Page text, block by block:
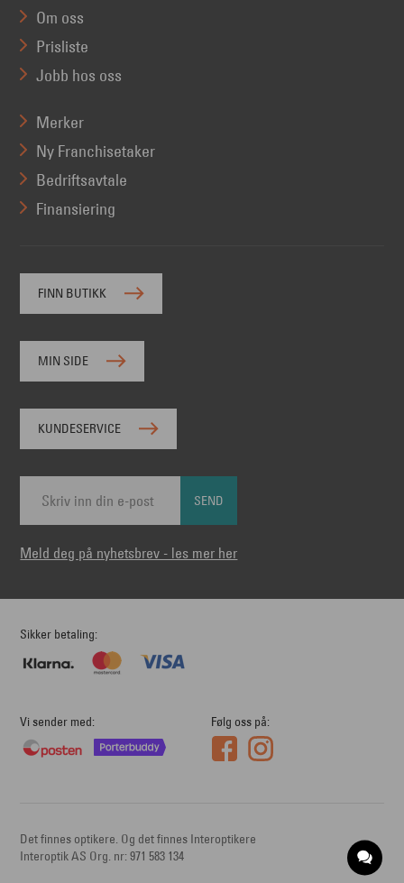
Om oss
Prisliste
Jobb hos oss
Merker
Ny Franchisetaker
Bedriftsavtale
Finansiering
FINN BUTIKK
MIN SIDE
KUNDESERVICE
SEND
Meld deg på nyhetsbrev - les mer her
Sikker betaling
Vi sender med Følg oss på
Det finnes optikere. Og det finnes Interoptikere
Interoptik AS Org. nr: 971 583 134